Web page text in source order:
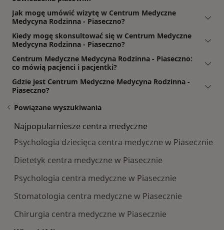
Jak mogę umówić wizytę w Centrum Medyczne
Medycyna Rodzinna - Piaseczno?
Kiedy mogę skonsultować się w Centrum Medyczne
Medycyna Rodzinna - Piaseczno?
Centrum Medyczne Medycyna Rodzinna - Piaseczno:
co mówią pacjenci i pacjentki?
Gdzie jest Centrum Medyczne Medycyna Rodzinna -
Piaseczno?
Powiązane wyszukiwania
Najpopularniesze centra medyczne
Psychologia dziecięca centra medyczne w Piasecznie
Dietetyk centra medyczne w Piasecznie
Psychologia centra medyczne w Piasecznie
Stomatologia centra medyczne w Piasecznie
Chirurgia centra medyczne w Piasecznie